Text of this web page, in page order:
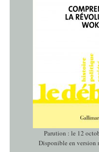
Parution : le 12
Disponible en version